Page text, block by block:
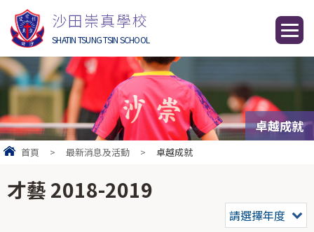
沙田崇真學校
SHATIN TSUNG TSIN SCHOOL
卓越成就
首頁 > 最新消息及活動 > 卓越成就
才藝 2018-2019
請選擇年度